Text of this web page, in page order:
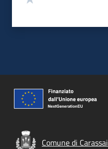
Comune di Carassai